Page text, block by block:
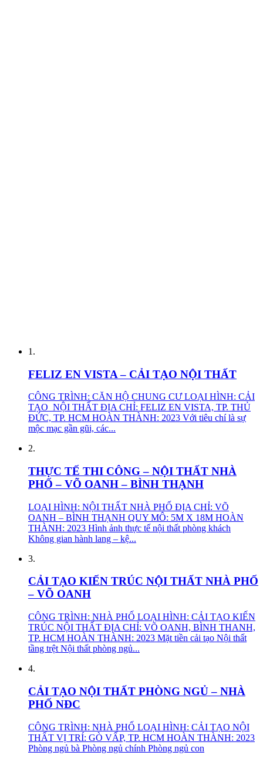
1.
FELIZ EN VISTA – CẢI TẠO NỘI THẤT
CÔNG TRÌNH: CĂN HỘ CHUNG CƯ LOẠI HÌNH: CẢI
TẠO NỘI THẤT ĐỊA CHỈ: FELIZ EN VISTA, TP. THỦ
ĐỨC, TP. HCM HOÀN THÀNH: 2023 Với tiêu chí là sự
mộc mạc gần gũi, các...
2.
THỰC TẾ THI CÔNG – NỘI THẤT NHÀ
PHỐ – VÕ OANH – BÌNH THẠNH
LOẠI HÌNH: NỘI THẤT NHÀ PHỐ ĐỊA CHỈ: VÕ
OANH – BÌNH THẠNH QUY MÔ: 5M X 18M HOÀN
THÀNH: 2023 Hình ảnh thực tế nội thất phòng khách
Không gian hành lang – kệ...
3.
CẢI TẠO KIẾN TRÚC NỘI THẤT NHÀ PHỐ
– VÕ OANH
CÔNG TRÌNH: NHÀ PHỐ LOẠI HÌNH: CẢI TẠO KIẾN
TRÚC NỘI THẤT ĐỊA CHỈ: VÕ OANH, BÌNH THANH,
TP. HCM HOÀN THÀNH: 2023 Mặt tiền cải tạo Nội thất
tầng trệt Nội thất phòng ngủ...
4.
CẢI TẠO NỘI THẤT PHÒNG NGỦ – NHÀ
PHỐ NĐC
CÔNG TRÌNH: NHÀ PHỐ LOẠI HÌNH: CẢI TẠO NỘI
THẤT VỊ TRÍ: GÒ VẤP, TP. HCM HOÀN THÀNH: 2023
Phòng ngủ bà Phòng ngủ chính Phòng ngủ con